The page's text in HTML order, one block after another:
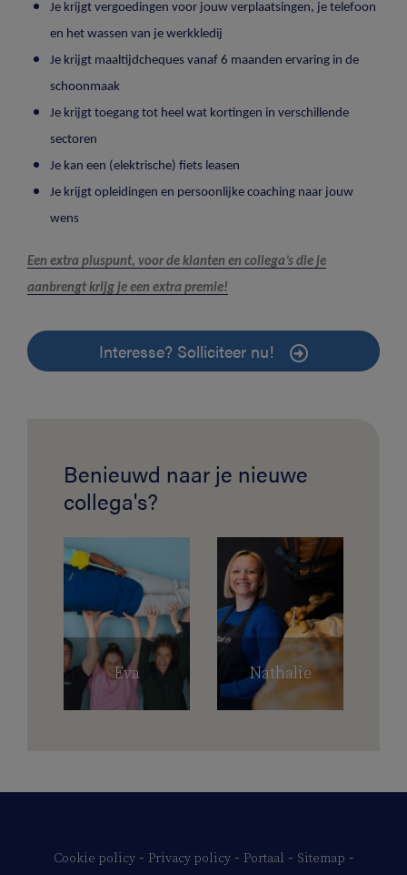
Je krijgt vergoedingen voor jouw verplaatsingen, je telefoon
en het wassen van je werkkledij
Je krijgt maaltijdcheques vanaf 6 maanden ervaring in de
schoonmaak
Je krijgt toegang tot heel wat kortingen in verschillende
sectoren
Je kan een (elektrische) fiets leasen
Je krijgt opleidingen en persoonlijke coaching naar jouw
wens
Een extra pluspunt, voor de klanten en collega’s die je
aanbrengt krijg je een extra premie!
Interesse? Solliciteer nu!
Benieuwd naar je nieuwe
collega's?
Eva Nathalie
Cookie policy- Privacy policy- Portaal - Sitemap -